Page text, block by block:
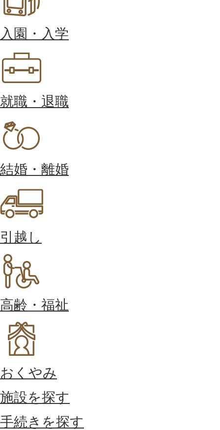
入園・入学
就職・退職
結婚・離婚
引越し
高齢・福祉
おくやみ
施設を探す
手続きを探す